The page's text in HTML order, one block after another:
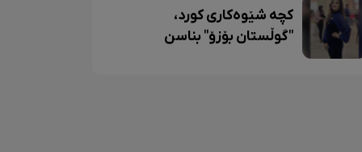
کچە شێوەکاری کورد،
"گوڵستان بۆزۆ" بناسن